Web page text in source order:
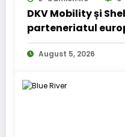
DKV Mobility și
parteneriatul
August 5, 2026